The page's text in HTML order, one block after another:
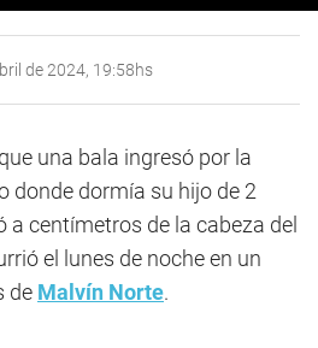
de 2024, 19:58hs
una bala ingresó por la
donde dormía su hijo de 2
a centímetros de la cabeza del
el lunes de noche en un
de Malvín Norte.